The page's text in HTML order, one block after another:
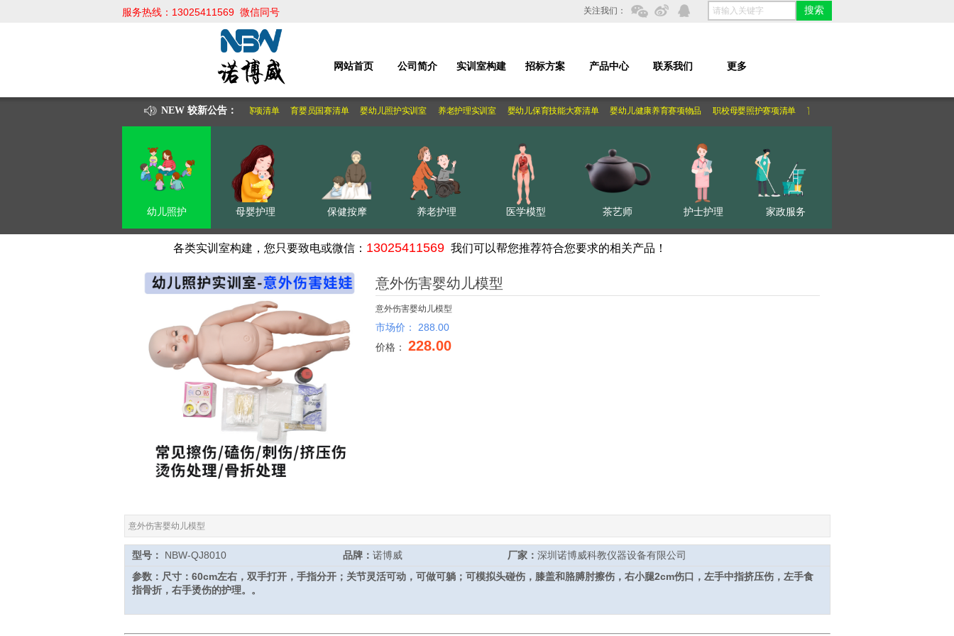
网站首页 公司简介 实训室构建 招标方案 产品中心 联系我们 更多
搜索
服务热线：13025411569 微信同号 关注我们：
13025411569 微信同步
欢迎拨打服务热线，让我们来为您服务
NEW 较新公告：
婴幼儿健康养育赛项物品 职校母婴照护赛项清单 育婴员国赛清单 婴幼儿照护实训室 养老护理实训室 婴幼儿保育技能大赛清单 婴幼儿健康养育赛项物品 职校母婴照护赛项清单 育婴员国赛清单
幼儿照护 母婴护理 保健按摩 养老护理 医学模型 茶艺师 护士护理 家政服务
各类实训室构建，您只要致电或微信： 13025411569 我们可以帮您推荐符合您要求的相关产品！
意外伤害婴幼儿模型
意外伤害婴幼儿模型
市场价： 288.00
价格： 228.00
意外伤害婴幼儿模型
型号： NBW-QJ8010 品牌： 诺博威 厂家： 深圳诺博威科教仪器设备有限公司
参数：尺寸：60cm左右，双手打开，手指分开；关节灵活可动，可做可躺；可模拟头碰伤，膝盖和胳膊肘擦伤，右小腿2cm伤口，左手中指挤压伤，左手食
指骨折，右手烫伤的护理。。